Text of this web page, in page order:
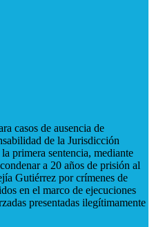
casos de ausencia de
de la Jurisdicción
primera sentencia, mediante
a 20 años de prisión al
Gutiérrez por crímenes de
en el marco de ejecuciones
presentadas ilegítimamente